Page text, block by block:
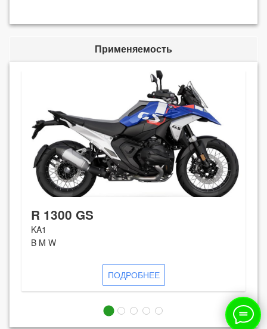
Применяемость
R 1300 GS
KA1
B M W
ПОДРОБНЕЕ